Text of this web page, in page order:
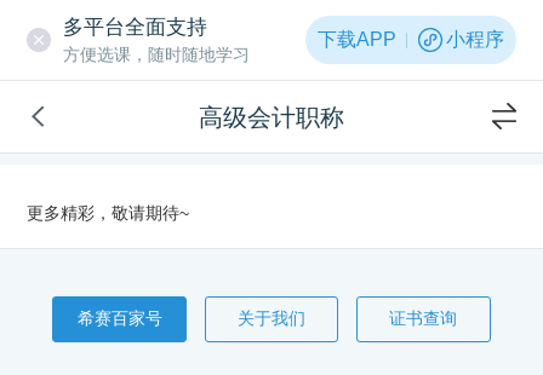
多平台全面支持
方便选课，随时随地学习
下载APP 小程序
高级会计职称
更多精彩，敬请期待~
希赛百家号 关于我们 证书查询